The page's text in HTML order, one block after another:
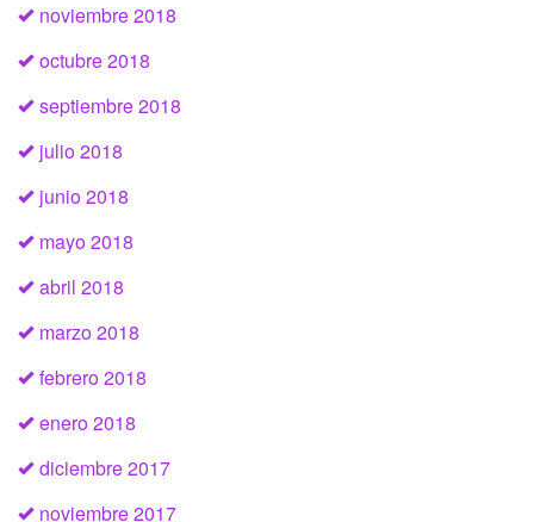
noviembre 2018
octubre 2018
septiembre 2018
julio 2018
junio 2018
mayo 2018
abril 2018
marzo 2018
febrero 2018
enero 2018
diciembre 2017
noviembre 2017